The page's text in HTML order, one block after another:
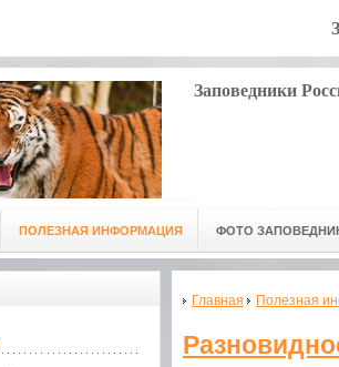
Заповедники
ПОЛЕЗНАЯ ИНФОРМАЦИЯ ФОТО
Главная Полезная